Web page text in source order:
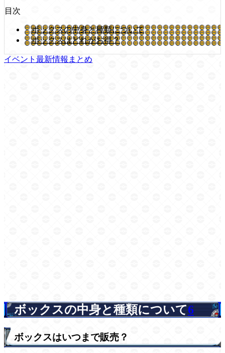
目次
ボックスの中身と種類について
ボックスはどれがお得？
イベント最新情報まとめ
ボックスの中身と種類について6
ボックスはいつまで販売？